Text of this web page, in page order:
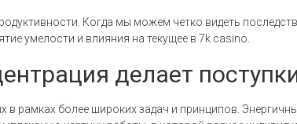
Когда мы можем четко видеть
умелости и влияния на текущее в 7k casino.
делает
более широких задач и принципов.